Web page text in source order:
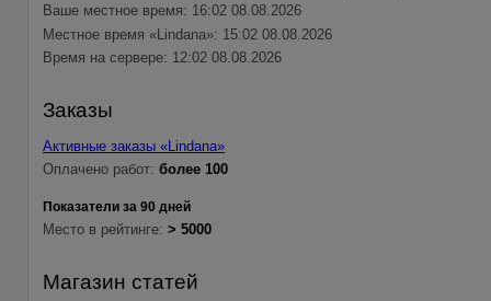
Ваше местное время: 16:02 08.08.2026
Местное время «Lindana»: 15:02 08.08.2026
Время на сервере: 12:02 08.08.2026
Заказы
Активные заказы «Lindana»
Оплачено работ: более 100
Показатели за 90 дней
Место в рейтинге: > 5000
Магазин статей